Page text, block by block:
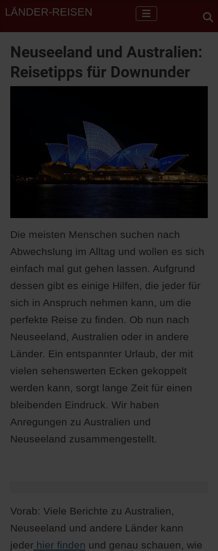
LÄNDER-REISEN
Neuseeland und Australien:
Reisetipps für Downunder
Die meisten Menschen suchen nach
Abwechslung im Alltag und wollen es sich
einfach mal gut gehen lassen. Aufgrund
dessen gibt es einige Hilfen, die jeder für
sich in Anspruch nehmen kann, um die
perfekte Reise zu finden. Ob nun nach
Neuseeland, Australien oder in andere
Länder. Ein entspannter Urlaub, der mit
vielen sehenswerten Ecken gekoppelt
werden kann, sorgt lange Zeit für einen
bleibenden Eindruck. Wir haben
Anregungen zu Australien und
Neuseeland zusammengestellt.
Vorab: Viele Berichte zu Australien,
Neuseeland und andere Länder kann
jederhier finden und genau schauen, wie